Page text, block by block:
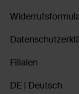
Filialen
DE | Deutsch